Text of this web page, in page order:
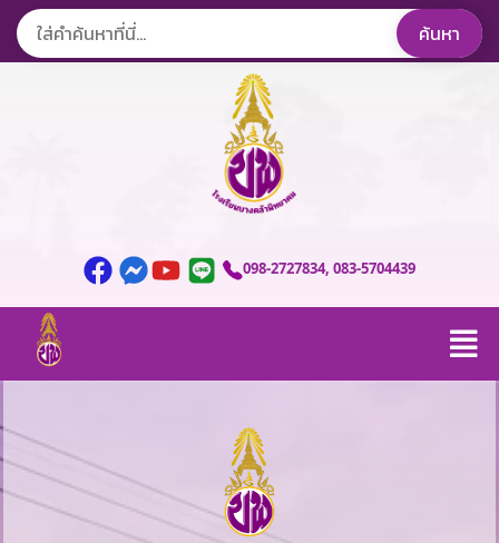
098-2727834, 083-5704439